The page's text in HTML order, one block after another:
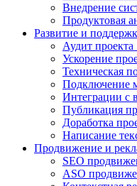
Внедрение
Продуктовая
Развитие и
Аудит проекта
Ускорение
Техническая
Подключение
Интеграции с
Публикация
Доработка
Написание
Продвижение и
SEO
ASO